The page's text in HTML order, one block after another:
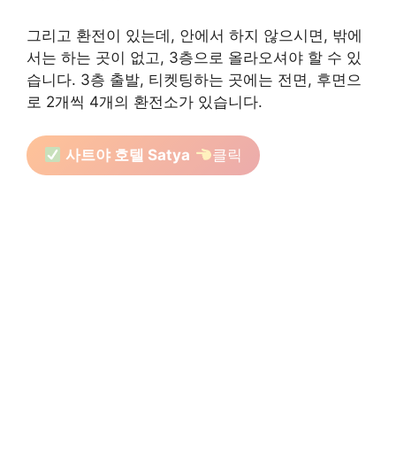
그리고 환전이 있는데, 안에서 하지 않으시면, 밖에
서는 하는 곳이 없고, 3층으로 올라오셔야 할 수 있
습니다. 3층 출발, 티켓팅하는 곳에는 전면, 후면으
로 2개씩 4개의 환전소가 있습니다.
사트야 호텔 Satya 클릭